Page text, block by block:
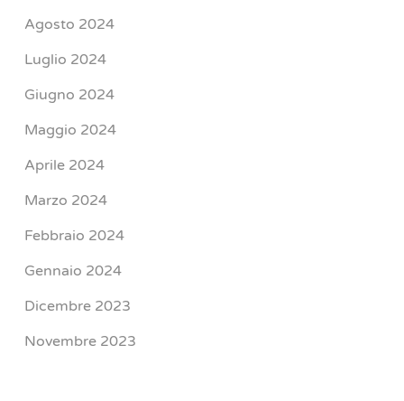
Agosto 2024
Luglio 2024
Giugno 2024
Maggio 2024
Aprile 2024
Marzo 2024
Febbraio 2024
Gennaio 2024
Dicembre 2023
Novembre 2023